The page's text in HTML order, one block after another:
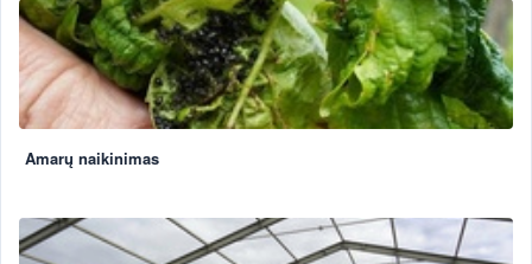
Amarų naikinimas